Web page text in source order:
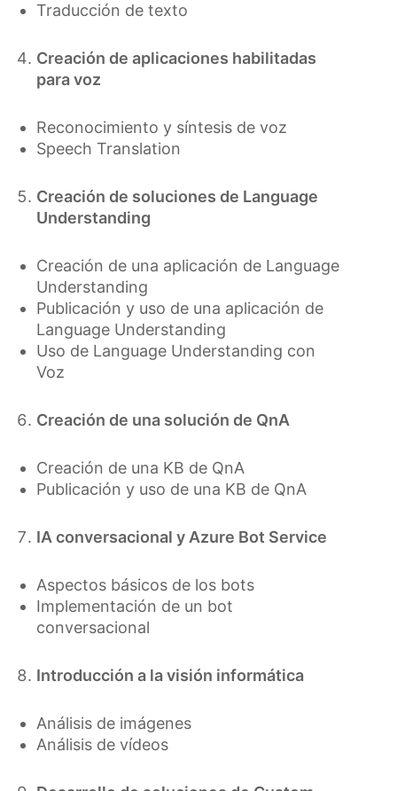
Traducción de texto
Creación de aplicaciones habilitadas
para voz
Reconocimiento y síntesis de voz
Speech Translation
Creación de soluciones de Language
Understanding
Creación de una aplicación de Language
Understanding
Publicación y uso de una aplicación de
Language Understanding
Uso de Language Understanding con
Voz
Creación de una solución de QnA
Creación de una KB de QnA
Publicación y uso de una KB de QnA
IA conversacional y Azure Bot Service
Aspectos básicos de los bots
Implementación de un bot
conversacional
Introducción a la visión informática
Análisis de imágenes
Análisis de vídeos